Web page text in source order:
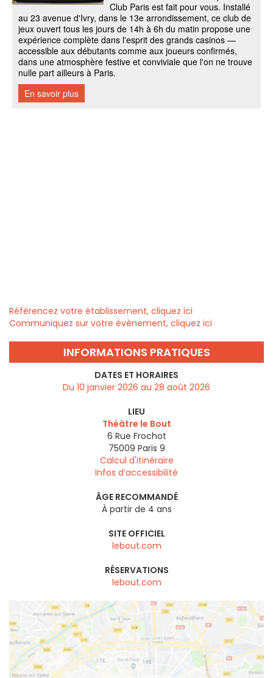
Référencez votre établissement, cliquez ici
Communiquez sur votre évènement, cliquez ici
INFORMATIONS PRATIQUES
DATES ET HORAIRES
Du 10 janvier 2026 au 28 août 2026
LIEU
Théâtre le Bout
6 Rue Frochot
75009 Paris 9
Calcul d'itinéraire
Infos d’accessibilité
ÂGE RECOMMANDÉ
À partir de 4 ans
SITE OFFICIEL
lebout.com
RÉSERVATIONS
lebout.com